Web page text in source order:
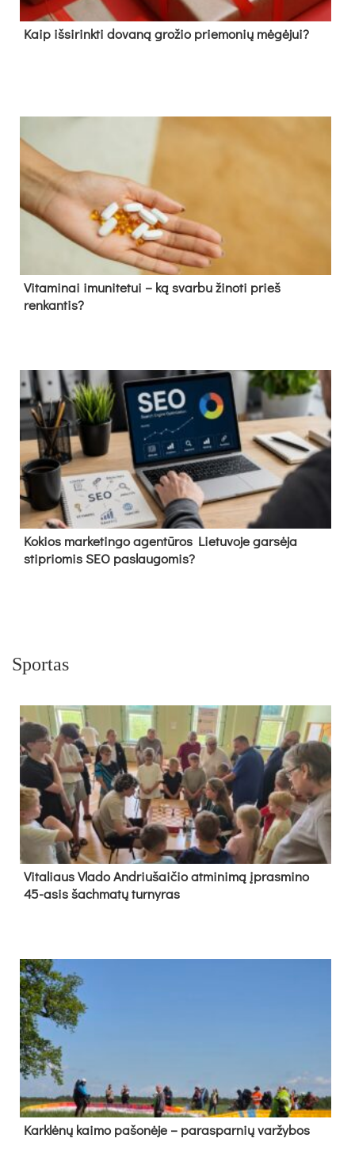
Kaip išsirinkti dovaną grožio priemonių mėgėjui?
Vitaminai imunitetui – ką svarbu žinoti prieš
renkantis?
Kokios marketingo agentūros Lietuvoje garsėja
stipriomis SEO paslaugomis?
Sportas
Vi­ta­liaus Vla­do And­riu­šai­čio at­mi­ni­mą įpras­mi­no
45-asis šach­ma­tų tur­ny­ras
Kark­lė­nų kai­mo pa­šo­nė­je – pa­ras­par­nių var­žy­bos